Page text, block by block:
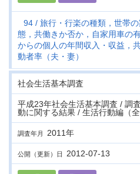
94
旅行・行楽の種類，世帯
態，共働きか否か，自家用車の
からの個人の年間収入・収益，
動者率（夫・妻）
社会生活基本調査
平成23年社会生活基本調査 / 調
動に関する結果 / 生活行動編（
調査年月 2011年
公開（更新）日 2012-07-13